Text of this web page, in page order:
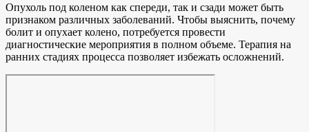
Опухоль под коленом как спереди, так и сзади может быть
признаком различных заболеваний. Чтобы выяснить, почему
болит и опухает колено, потребуется провести
диагностические мероприятия в полном объеме. Терапия на
ранних стадиях процесса позволяет избежать осложнений.